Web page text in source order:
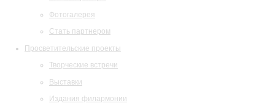
Фотогалерея
Стать партнером
Просветительские проекты
Творческие встречи
Выставки
Издания филармонии